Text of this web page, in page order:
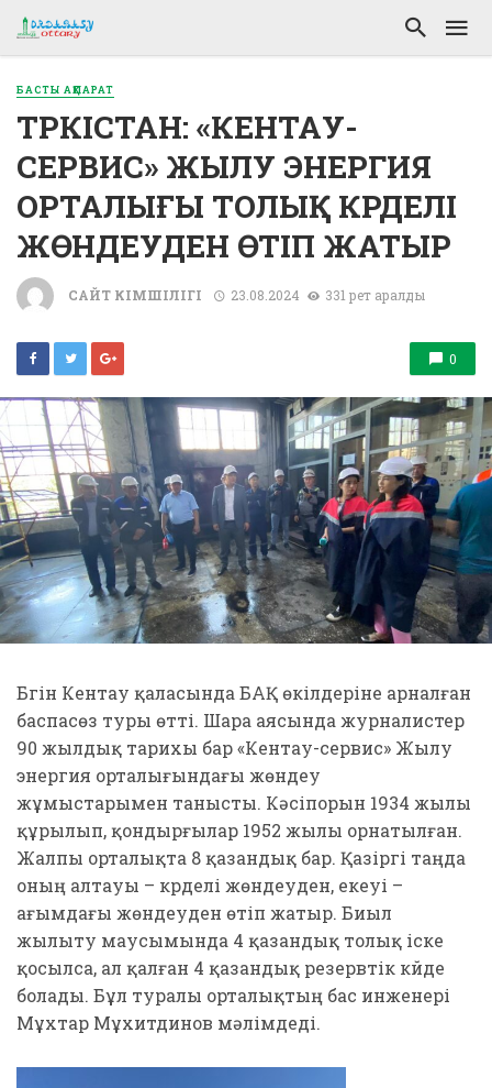
БАСТЫ АҚПАРАТ
ТҮРКІСТАН: «КЕНТАУ-
СЕРВИС» ЖЫЛУ ЭНЕРГИЯ
ОРТАЛЫҒЫ ТОЛЫҚ КҮРДЕЛІ
ЖӨНДЕУДЕН ӨТІП ЖАТЫР
САЙТ ӘКІМШІЛІГІ 23.08.2024 331 рет қаралды
0
Бүгін Кентау қаласында БАҚ өкілдеріне арналған
баспасөз туры өтті. Шара аясында журналистер
90 жылдық тарихы бар «Кентау-сервис» Жылу
энергия орталығындағы жөндеу
жұмыстарымен танысты. Кәсіпорын 1934 жылы
құрылып, қондырғылар 1952 жылы орнатылған.
Жалпы орталықта 8 қазандық бар. Қазіргі таңда
оның алтауы – күрделі жөндеуден, екеуі –
ағымдағы жөндеуден өтіп жатыр. Биыл
жылыту маусымында 4 қазандық толық іске
қосылса, ал қалған 4 қазандық резервтік күйде
болады. Бұл туралы орталықтың бас инженері
Мұхтар Мұхитдинов мәлімдеді.